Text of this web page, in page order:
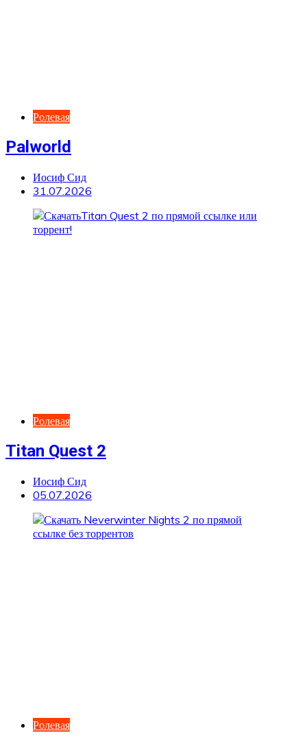
Ролевая
Palworld
Иосиф Сид
31.07.2026
Ролевая
Titan Quest 2
Иосиф Сид
05.07.2026
Ролевая